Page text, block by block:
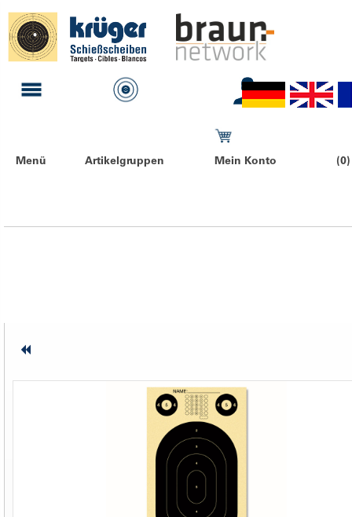
Menü Artikelgruppen Mein Konto